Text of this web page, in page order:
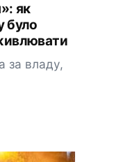
як
було
за владу,